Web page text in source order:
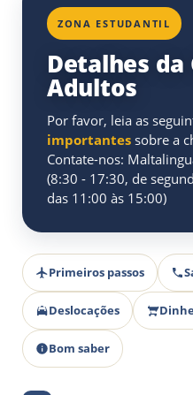
ZONA ESTUDANTIL
Detalhes da
Adultos
Por favor, leia as
importantessobre a
Contate-nos:
(8:30 - 17:30, de
das 11:00 às 15:00)
Primeiros passos
Deslocações
Bom saber